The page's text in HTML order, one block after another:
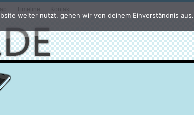
Timeline Kontakt
weiter nutzt, gehen wir von deinem Einverständnis aus.